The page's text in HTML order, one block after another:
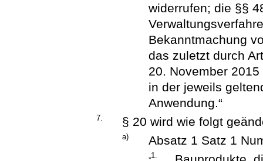
widerrufen; die §§
Bekanntmachung
das zuletzt durch
20. November
in der jeweils
Anwendung.“
7. § 20 wird wie folgt
a) Absatz 1 Satz 1
„1.